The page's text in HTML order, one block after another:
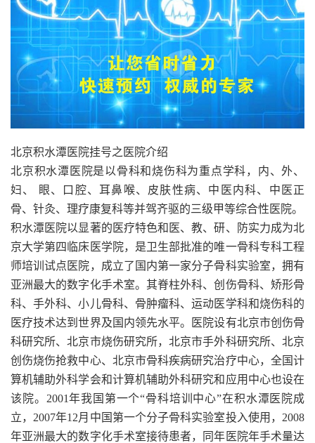
北京积水潭医院挂号之医院介绍
北京积水潭医院是以骨科和烧伤科为重点学科，内、外、
妇、 眼、口腔、耳鼻喉、皮肤性病、中医内科、中医正
骨、针灸、理疗康复科等并驾齐驱的三级甲等综合性医院。
积水潭医院以显著的医疗特色和医、教、研、防实力成为北
京大学第四临床医学院，是卫生部批准的唯一骨科专科工程
师培训试点医院，成立了国内第一家分子骨科实验室，拥有
亚洲最大的数字化手术室。其脊柱外科、创伤骨科、矫形骨
科、手外科、小儿骨科、骨肿瘤科、运动医学科和烧伤科的
医疗技术达到世界及国内领先水平。医院设有北京市创伤骨
科研究所、北京市烧伤研究所，北京市手外科研究所、北京
创伤烧伤抢救中心、北京市骨科疾病研究治疗中心，全国计
算机辅助外科学会和计算机辅助外科研究和应用中心也设在
该院。2001年我国第一个“骨科培训中心”在积水潭医院成
立，2007年12月中国第一个分子骨科实验室投入使用，2008
年亚洲最大的数字化手术室接待患者，同年医院年手术量达